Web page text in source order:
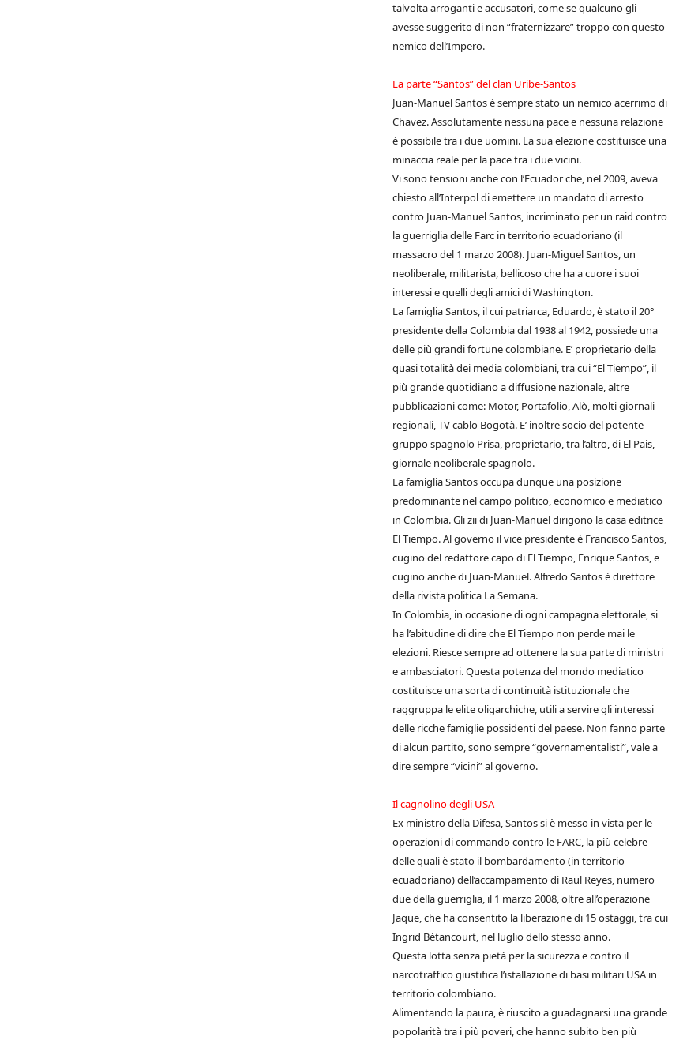
talvolta arroganti e accusatori, come se qualcuno gli
avesse suggerito di non “fraternizzare” troppo con questo
nemico dell’Impero.
La parte “Santos” del clan Uribe-Santos
Juan-Manuel Santos è sempre stato un nemico acerrimo di
Chavez. Assolutamente nessuna pace e nessuna relazione
è possibile tra i due uomini. La sua elezione costituisce una
minaccia reale per la pace tra i due vicini.
Vi sono tensioni anche con l’Ecuador che, nel 2009, aveva
chiesto all’Interpol di emettere un mandato di arresto
contro Juan-Manuel Santos, incriminato per un raid contro
la guerriglia delle Farc in territorio ecuadoriano (il
massacro del 1 marzo 2008). Juan-Miguel Santos, un
neoliberale, militarista, bellicoso che ha a cuore i suoi
interessi e quelli degli amici di Washington.
La famiglia Santos, il cui patriarca, Eduardo, è stato il 20°
presidente della Colombia dal 1938 al 1942, possiede una
delle più grandi fortune colombiane. E’ proprietario della
quasi totalità dei media colombiani, tra cui “El Tiempo”, il
più grande quotidiano a diffusione nazionale, altre
pubblicazioni come: Motor, Portafolio, Alò, molti giornali
regionali, TV cablo Bogotà. E’ inoltre socio del potente
gruppo spagnolo Prisa, proprietario, tra l’altro, di El Pais,
giornale neoliberale spagnolo.
La famiglia Santos occupa dunque una posizione
predominante nel campo politico, economico e mediatico
in Colombia. Gli zii di Juan-Manuel dirigono la casa editrice
El Tiempo. Al governo il vice presidente è Francisco Santos,
cugino del redattore capo di El Tiempo, Enrique Santos, e
cugino anche di Juan-Manuel. Alfredo Santos è direttore
della rivista politica La Semana.
In Colombia, in occasione di ogni campagna elettorale, si
ha l’abitudine di dire che El Tiempo non perde mai le
elezioni. Riesce sempre ad ottenere la sua parte di ministri
e ambasciatori. Questa potenza del mondo mediatico
costituisce una sorta di continuità istituzionale che
raggruppa le elite oligarchiche, utili a servire gli interessi
delle ricche famiglie possidenti del paese. Non fanno parte
di alcun partito, sono sempre “governamentalisti”, vale a
dire sempre “vicini” al governo.
Il cagnolino degli USA
Ex ministro della Difesa, Santos si è messo in vista per le
operazioni di commando contro le FARC, la più celebre
delle quali è stato il bombardamento (in territorio
ecuadoriano) dell’accampamento di Raul Reyes, numero
due della guerriglia, il 1 marzo 2008, oltre all’operazione
Jaque, che ha consentito la liberazione di 15 ostaggi, tra cui
Ingrid Bétancourt, nel luglio dello stesso anno.
Questa lotta senza pietà per la sicurezza e contro il
narcotraffico giustifica l’istallazione di basi militari USA in
territorio colombiano.
Alimentando la paura, è riuscito a guadagnarsi una grande
popolarità tra i più poveri, che hanno subito ben più